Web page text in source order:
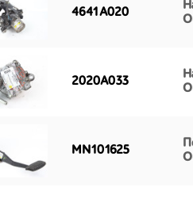
4641A020
2020A033
MN101625